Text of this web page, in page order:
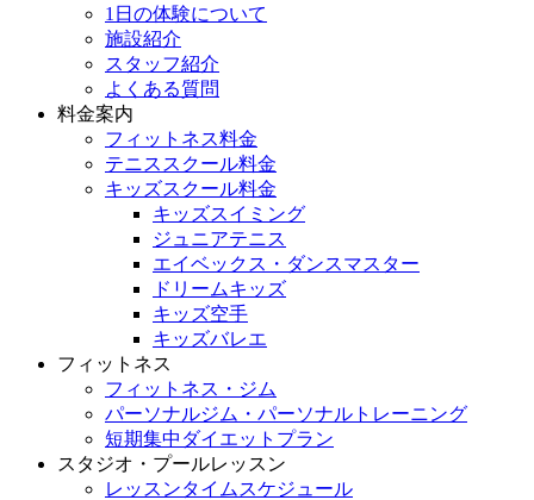
1日の体験について
施設紹介
スタッフ紹介
よくある質問
料金案内
フィットネス料金
テニススクール料金
キッズスクール料金
キッズスイミング
ジュニアテニス
エイベックス・ダンスマスター
ドリームキッズ
キッズ空手
キッズバレエ
フィットネス
フィットネス・ジム
パーソナルジム・パーソナルトレーニング
短期集中ダイエットプラン
スタジオ・プールレッスン
レッスンタイムスケジュール